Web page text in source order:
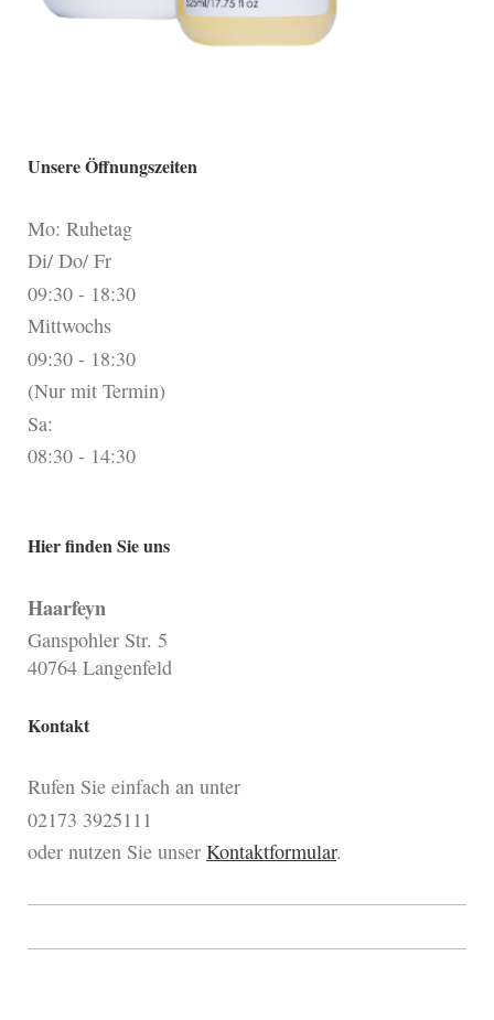
Unsere Öffnungszeiten
Mo: Ruhetag
Di/ Do/ Fr
09:30 - 18:30
Mittwochs
09:30 - 18:30
(Nur mit Termin)
Sa:
08:30 - 14:30
Hier finden Sie uns
Haarfeyn
Ganspohler Str. 5
40764 Langenfeld
Kontakt
Rufen Sie einfach an unter
02173 3925111
oder nutzen Sie unser Kontaktformular.